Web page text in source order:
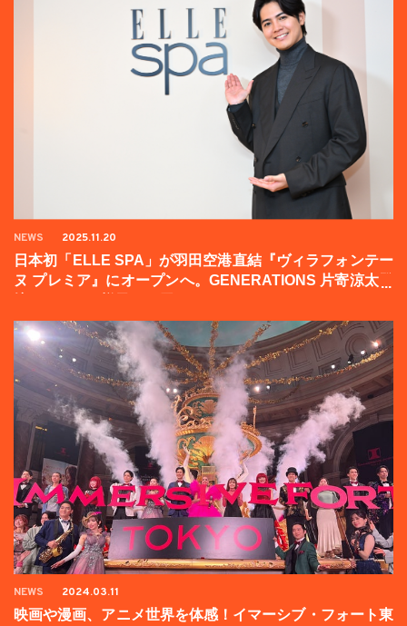
NEWS 2025.11.20
日本初「ELLE SPA」が羽田空港直結『ヴィラフォンテー
ヌ プレミア』にオープンへ。GENERATIONS 片寄涼太登
NEWS 2024.03.11
映画や漫画、アニメ世界を体感！イマーシブ・フォート東